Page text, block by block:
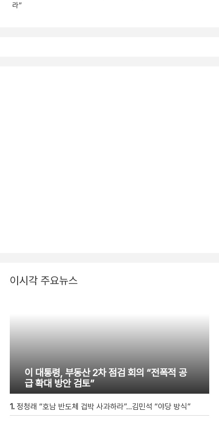
라”
이시각 주요뉴스
이 대통령, 부동산 2차 점검 회의 “전폭적 공
급 확대 방안 검토”
1. 정청래 “호남 반도체 겁박 사과하라”…김민석 “야당 방식”